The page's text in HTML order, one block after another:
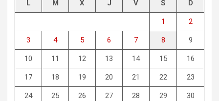
L M X J V S D
1 2
3 4 5 6 7 8 9
10 11 12 13 14 15 16
17 18 19 20 21 22 23
24 25 26 27 28 29 30